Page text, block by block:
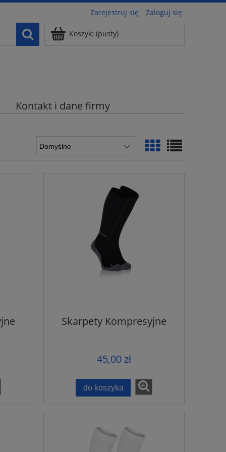
Zarejestruj się Zaloguj się
Koszyk: (pusty)
Kontakt i dane firmy
Skarpety Kompresyjne
45,00 zł
do koszyka